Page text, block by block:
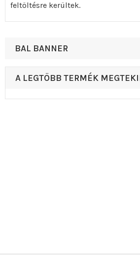
feltöltésre kerültek.
BAL BANNER
A LEGTÖBB TERMÉK